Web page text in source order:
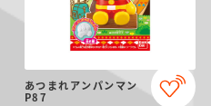
あつまれアンパンマン
P87